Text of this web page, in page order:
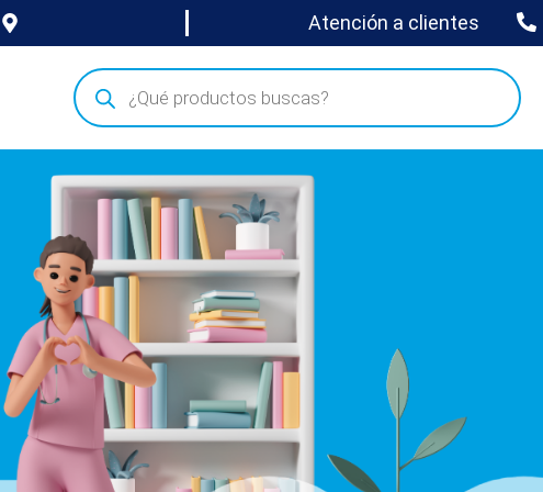
Atención a clientes